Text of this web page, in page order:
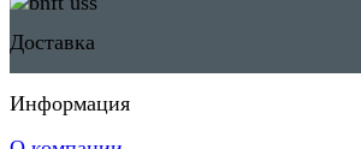
Доставка
Информация